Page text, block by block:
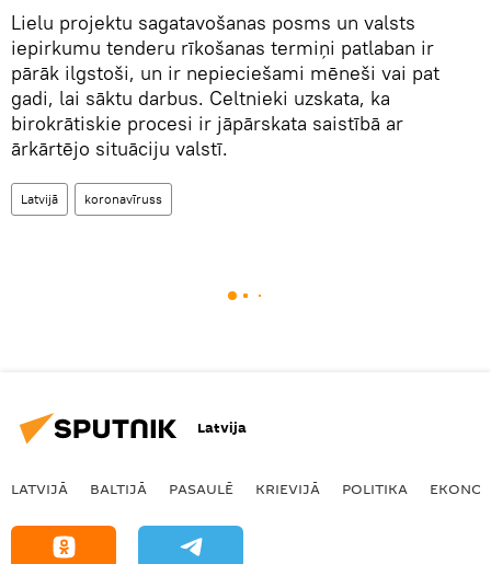
Lielu projektu sagatavošanas posms un valsts
iepirkumu tenderu rīkošanas termiņi patlaban ir
pārāk ilgstoši, un ir nepieciešami mēneši vai pat
gadi, lai sāktu darbus. Celtnieki uzskata, ka
birokrātiskie procesi ir jāpārskata saistībā ar
ārkārtējo situāciju valstī.
Latvijā koronavīruss
Latvija
LATVIJĀ BALTIJĀ PASAULĒ KRIEVIJĀ POLITIKA